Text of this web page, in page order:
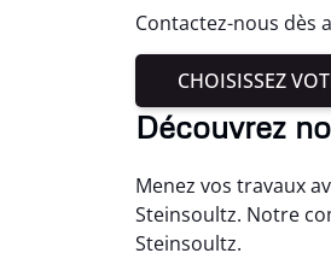
Contactez-nous dès
CHOISISSEZ
Découvrez
Menez vos travaux
Steinsoultz. Notre
Steinsoultz.